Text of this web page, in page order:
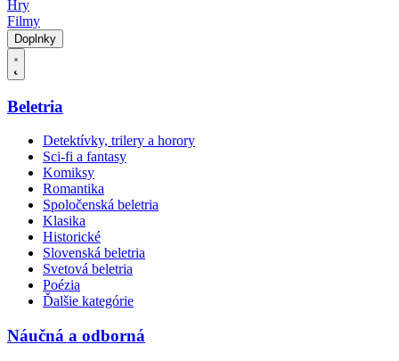
Hry
Filmy
Doplnky
Beletria
Detektívky, trilery a horory
Sci-fi a fantasy
Komiksy
Romantika
Spoločenská beletria
Klasika
Historické
Slovenská beletria
Svetová beletria
Poézia
Ďalšie kategórie
Náučná a odborná